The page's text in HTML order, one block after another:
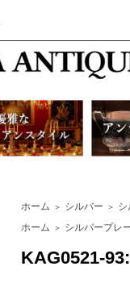
ホーム ＞ シルバー ＞
シ
ホーム
＞ シルバープレ
KAG0521-